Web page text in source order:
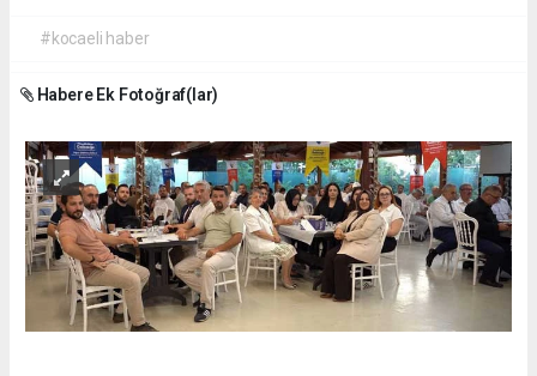
#kocaeli haber
Habere Ek Fotoğraf(lar)